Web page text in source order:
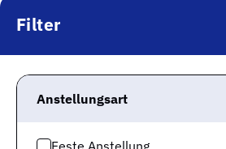
Filter
Anstellungsart
Feste Anstellung
Dir zuvor aber unsere
in unserer Jobbörse an, denn
bereits Dein Perfect Match.